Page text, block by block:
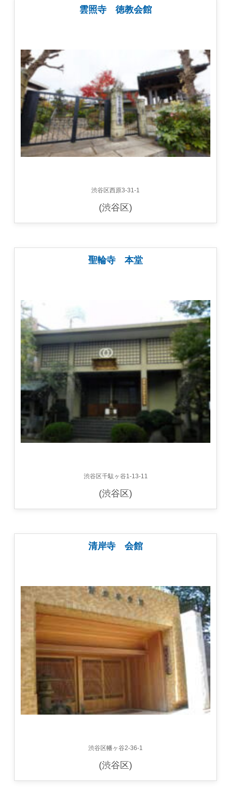
雲照寺 徳教会館
渋谷区西原3-31-1
(渋谷区)
聖輪寺 本堂
渋谷区千駄ヶ谷1-13-11
(渋谷区)
清岸寺 会館
渋谷区幡ヶ谷2-36-1
(渋谷区)